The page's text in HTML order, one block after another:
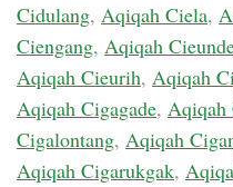
Cidulang, Aqiqah Ciela,
Ciengang, Aqiqah
Aqiqah Cieurih, Aqiqah
Aqiqah Cigagade, Aqiqah
Cigalontang, Aqiqah
Aqiqah Cigarukgak,